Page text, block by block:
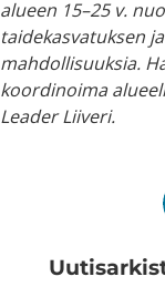
alueen 15–25 v.
taidekasvatuksen
mahdollisuuksia.
koordinoima
Leader Liiveri.